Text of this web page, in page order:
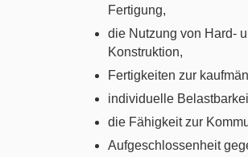
Fertigung,
die Nutzung von Hard-
Konstruktion,
Fertigkeiten zur
individuelle
die Fähigkeit zur
Aufgeschlossenheit